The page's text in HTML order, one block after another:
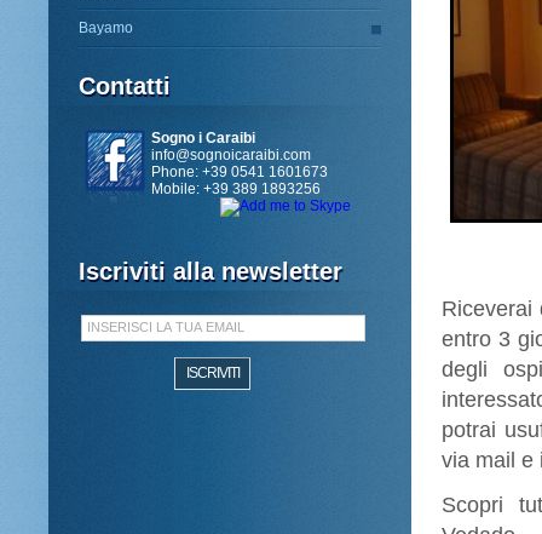
Bayamo
Contatti
Sogno i Caraibi
info@sognoicaraibi.com
Phone: +39 0541 1601673
Mobile: +39 389 1893256
Iscriviti alla newsletter
Riceverai
entro 3
degli
potrai
via mail e
Scopri